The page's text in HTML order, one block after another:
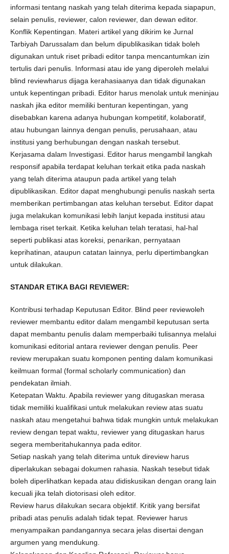
informasi tentang naskah yang telah diterima kepada siapapun,
selain penulis, reviewer, calon reviewer, dan dewan editor.
Konflik Kepentingan. Materi artikel yang dikirim ke Jurnal
Tarbiyah Darussalam dan belum dipublikasikan tidak boleh
digunakan untuk riset pribadi editor tanpa mencantumkan izin
tertulis dari penulis. Informasi atau ide yang diperoleh melalui
blind reviewharus dijaga kerahasiaanya dan tidak digunakan
untuk kepentingan pribadi. Editor harus menolak untuk meninjau
naskah jika editor memiliki benturan kepentingan, yang
disebabkan karena adanya hubungan kompetitif, kolaboratif,
atau hubungan lainnya dengan penulis, perusahaan, atau
institusi yang berhubungan dengan naskah tersebut.
Kerjasama dalam Investigasi. Editor harus mengambil langkah
responsif apabila terdapat keluhan terkait etika pada naskah
yang telah diterima ataupun pada artikel yang telah
dipublikasikan. Editor dapat menghubungi penulis naskah serta
memberikan pertimbangan atas keluhan tersebut. Editor dapat
juga melakukan komunikasi lebih lanjut kepada institusi atau
lembaga riset terkait. Ketika keluhan telah teratasi, hal-hal
seperti publikasi atas koreksi, penarikan, pernyataan
keprihatinan, ataupun catatan lainnya, perlu dipertimbangkan
untuk dilakukan.
STANDAR ETIKA BAGI REVIEWER:
Kontribusi terhadap Keputusan Editor. Blind peer reviewoleh
reviewer membantu editor dalam mengambil keputusan serta
dapat membantu penulis dalam memperbaiki tulisannya melalui
komunikasi editorial antara reviewer dengan penulis. Peer
review merupakan suatu komponen penting dalam komunikasi
keilmuan formal (formal scholarly communication) dan
pendekatan ilmiah.
Ketepatan Waktu. Apabila reviewer yang ditugaskan merasa
tidak memiliki kualifikasi untuk melakukan review atas suatu
naskah atau mengetahui bahwa tidak mungkin untuk melakukan
review dengan tepat waktu, reviewer yang ditugaskan harus
segera memberitahukannya pada editor.
Setiap naskah yang telah diterima untuk direview harus
diperlakukan sebagai dokumen rahasia. Naskah tesebut tidak
boleh diperlihatkan kepada atau didiskusikan dengan orang lain
kecuali jika telah diotorisasi oleh editor.
Review harus dilakukan secara objektif. Kritik yang bersifat
pribadi atas penulis adalah tidak tepat. Reviewer harus
menyampaikan pandangannya secara jelas disertai dengan
argumen yang mendukung.